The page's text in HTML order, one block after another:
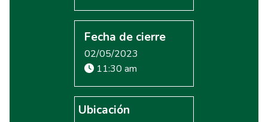
Fecha de cierre
02/05/2023
11:30 am
Ubicación